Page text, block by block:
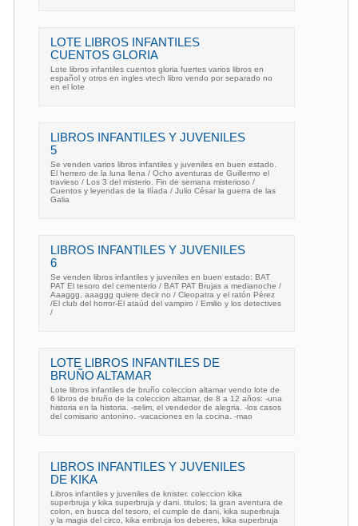
LOTE LIBROS INFANTILES
CUENTOS GLORIA
Lote libros infantiles cuentos gloria fuertes varios libros en
español y otros en ingles vtech libro vendo por separado no
en el lote
LIBROS INFANTILES Y JUVENILES
5
Se venden varios libros infantiles y juveniles en buen estado.
El herrero de la luna llena / Ocho aventuras de Guillermo el
travieso / Los 3 del misterio. Fin de semana misterioso /
Cuentos y leyendas de la Ilíada / Julio César la guerra de las
Galia
LIBROS INFANTILES Y JUVENILES
6
Se venden libros infantiles y juveniles en buen estado: BAT
PAT El tesoro del cementerio / BAT PAT Brujas a medianoche /
Aaaggg, aaaggg quiere decir no / Cleopatra y el ratón Pérez
/El club del horror-El ataúd del vampiro / Emilio y los detectives
/
LOTE LIBROS INFANTILES DE
BRUÑO ALTAMAR
Lote libros infantiles de bruño coleccion altamar vendo lote de
6 libros de bruño de la coleccion altamar, de 8 a 12 años: -una
historia en la historia. -selim, el vendedor de alegria. -los casos
del comisario antonino. -vacaciones en la cocina. -mao
LIBROS INFANTILES Y JUVENILES
DE KIKA
Libros infantiles y juveniles de knister. coleccion kika
superbruja y kika superbruja y dani. titulos: la gran aventura de
colon, en busca del tesoro, el cumple de dani, kika superbruja
y la magia del circo, kika embruja los deberes, kika superbruja